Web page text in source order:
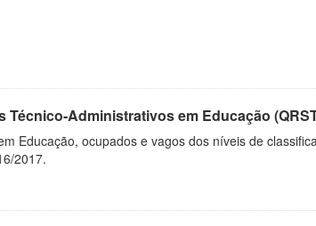
Administrativos em Educação
Educação, ocupados e vagos dos níveis de
2017.